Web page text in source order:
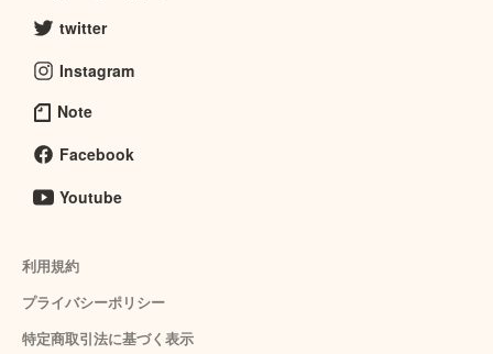
twitter
Instagram
Note
Facebook
Youtube
利用規約
プライバシーポリシー
特定商取引法に基づく表示